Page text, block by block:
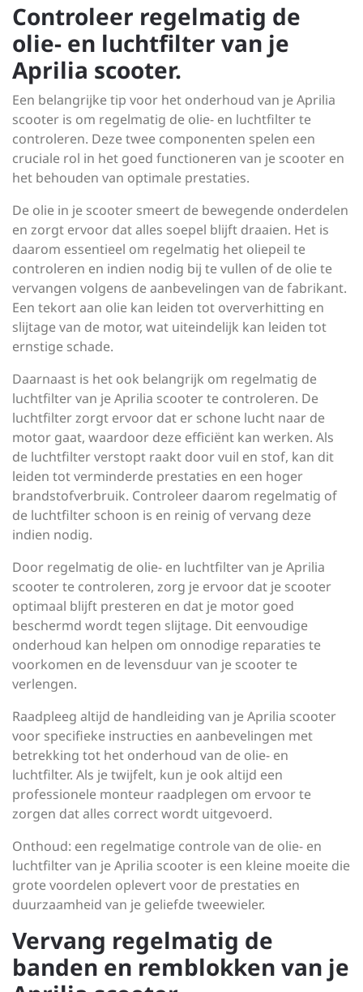
Controleer regelmatig de
olie- en luchtfilter van je
Aprilia scooter.
Een belangrijke tip voor het onderhoud van je Aprilia
scooter is om regelmatig de olie- en luchtfilter te
controleren. Deze twee componenten spelen een
cruciale rol in het goed functioneren van je scooter en
het behouden van optimale prestaties.
De olie in je scooter smeert de bewegende onderdelen
en zorgt ervoor dat alles soepel blijft draaien. Het is
daarom essentieel om regelmatig het oliepeil te
controleren en indien nodig bij te vullen of de olie te
vervangen volgens de aanbevelingen van de fabrikant.
Een tekort aan olie kan leiden tot oververhitting en
slijtage van de motor, wat uiteindelijk kan leiden tot
ernstige schade.
Daarnaast is het ook belangrijk om regelmatig de
luchtfilter van je Aprilia scooter te controleren. De
luchtfilter zorgt ervoor dat er schone lucht naar de
motor gaat, waardoor deze efficiënt kan werken. Als
de luchtfilter verstopt raakt door vuil en stof, kan dit
leiden tot verminderde prestaties en een hoger
brandstofverbruik. Controleer daarom regelmatig of
de luchtfilter schoon is en reinig of vervang deze
indien nodig.
Door regelmatig de olie- en luchtfilter van je Aprilia
scooter te controleren, zorg je ervoor dat je scooter
optimaal blijft presteren en dat je motor goed
beschermd wordt tegen slijtage. Dit eenvoudige
onderhoud kan helpen om onnodige reparaties te
voorkomen en de levensduur van je scooter te
verlengen.
Raadpleeg altijd de handleiding van je Aprilia scooter
voor specifieke instructies en aanbevelingen met
betrekking tot het onderhoud van de olie- en
luchtfilter. Als je twijfelt, kun je ook altijd een
professionele monteur raadplegen om ervoor te
zorgen dat alles correct wordt uitgevoerd.
Onthoud: een regelmatige controle van de olie- en
luchtfilter van je Aprilia scooter is een kleine moeite die
grote voordelen oplevert voor de prestaties en
duurzaamheid van je geliefde tweewieler.
Vervang regelmatig de
banden en remblokken van je